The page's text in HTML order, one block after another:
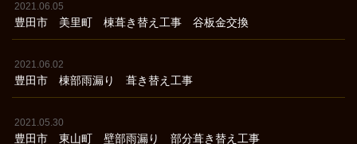
2021.06.05
豊田市 美里町 棟葺き替え工事 谷板金交換
2021.06.02
豊田市 棟部雨漏り 葺き替え工事
2021.05.30
豊田市 東山町 壁部雨漏り 部分葺き替え工事